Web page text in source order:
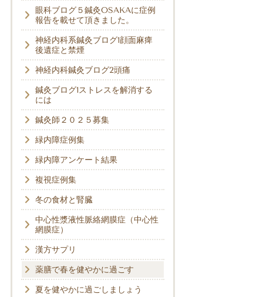
眼科ブログ５鍼灸OSAKAに症例
報告を載せて頂きました。
神経内科系鍼灸ブログ1顔面麻痺
後遺症と禁煙
神経内科鍼灸ブログ2頭痛
鍼灸ブログ1ストレスを解消する
には
鍼灸師２０２５募集
緑内障症例集
緑内障アンケート結果
複視症例集
冬の食材と腎臓
中心性漿液性脈絡網膜症（中心性
網膜症）
漢方サプリ
薬膳で春を健やかに過ごす
夏を健やかに過ごしましょう